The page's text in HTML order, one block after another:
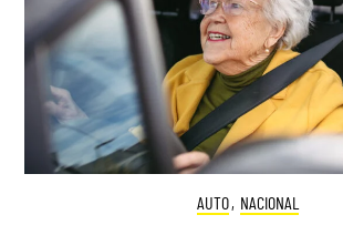
AUTO, NACIONAL